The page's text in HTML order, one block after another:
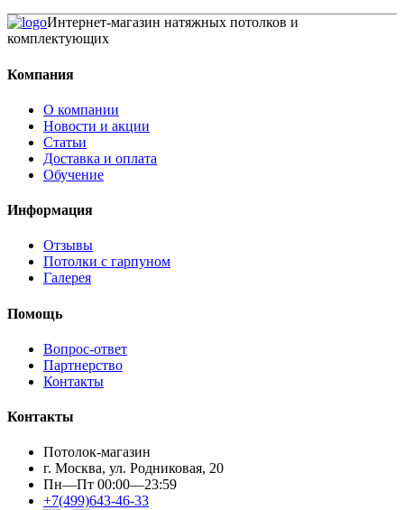
Интернет-магазин натяжных потолков и
комплектующих
Компания
О компании
Новости и акции
Статьи
Доставка и оплата
Обучение
Информация
Отзывы
Потолки с гарпуном
Галерея
Помощь
Вопрос-ответ
Партнерство
Контакты
Контакты
Потолок-магазин
г. Москва, ул. Родниковая, 20
Пн—Пт 00:00—23:59
+7(499)643-46-33